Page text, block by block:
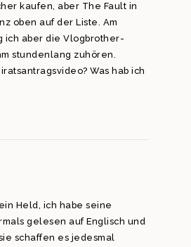
kaufen, aber The Fault in
oben auf der Liste. Am
ich aber die Vlogbrother-
stundenlang zuhören.
Was hab ich
Held, ich habe seine
gelesen auf Englisch und
schaffen es jedesmal